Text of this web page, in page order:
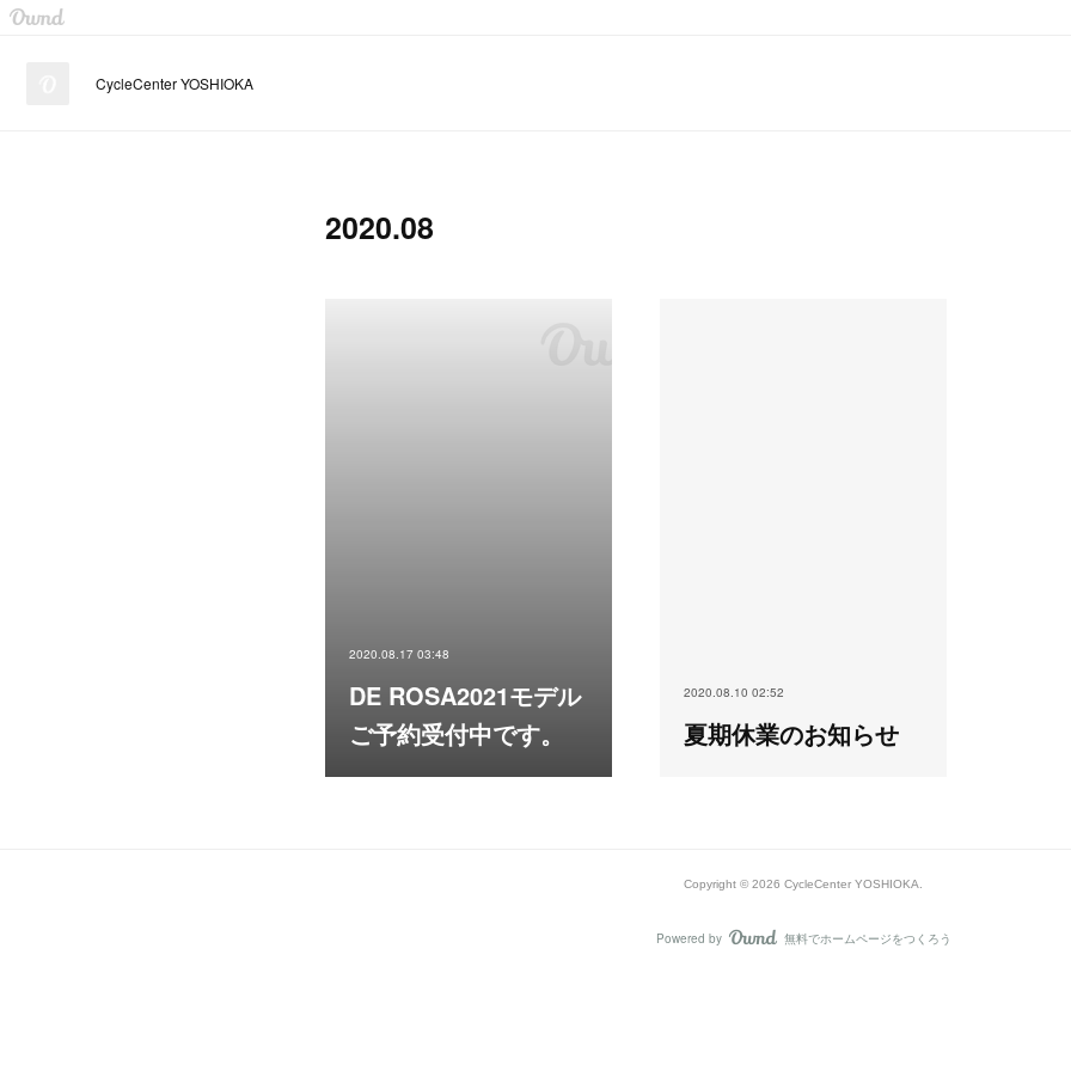
CycleCenter YOSHIOKA
2020.08
2020.08.17 03:48
DE ROSA2021モデル
ご予約受付中です。
2020.08.10 02:52
夏期休業のお知らせ
Copyright © 2026 CycleCenter YOSHIOKA
Powered by AmebaOwnd
無料でホームページをつくろう